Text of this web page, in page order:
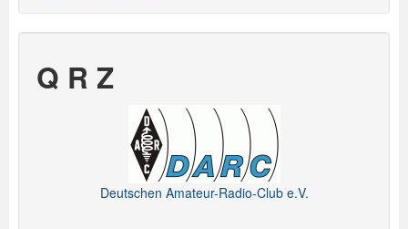
Q R Z
Deutschen Amateur-Radio-Club e.V.